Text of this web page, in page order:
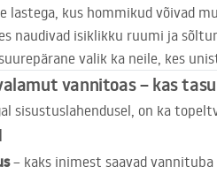
lastega, kus hommikud võivad
naudivad isiklikku ruumi ja
valik ka neile, kes
vannitoas – kas
sisustuslahendusel, on ka
– kaks inimest saavad